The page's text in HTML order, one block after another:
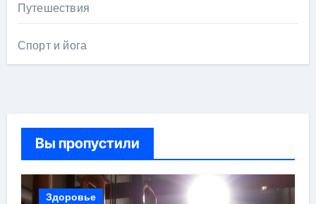
Путешествия
Спорт и йога
Вы пропустили
Здоровье